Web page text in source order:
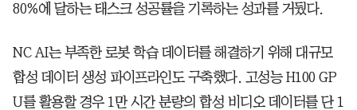
80%에 달하는 태스크 성공률을 기록하는 성과를 거뒀다.
NC AI는 부족한 로봇 학습 데이터를 해결하기 위해 대규모
합성 데이터 생성 파이프라인도 구축했다. 고성능 H100 GP
U를 활용할 경우 1만 시간 분량의 합성 비디오 데이터를 단 1